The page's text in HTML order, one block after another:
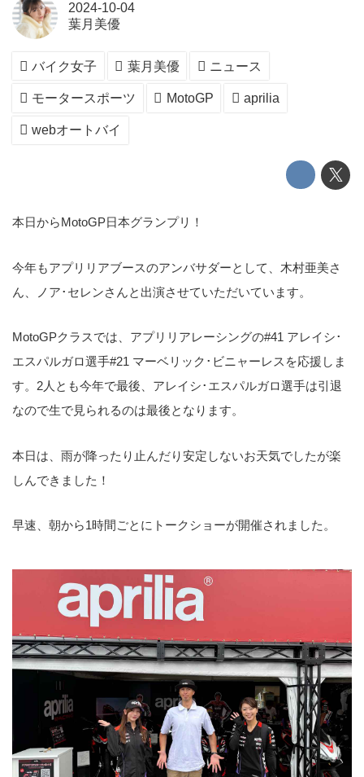
2024-10-04
葉月美優
バイク女子 葉月美優 ニュース
モータースポーツ MotoGP aprilia
webオートバイ
本日からMotoGP日本グランプリ！
今年もアプリリアブースのアンバサダーとして、木村亜美さ
ん、ノア･セレンさんと出演させていただいています。
MotoGPクラスでは、アプリリアレーシングの#41 アレイシ･
エスパルガロ選手#21 マーベリック･ビニャーレスを応援しま
す。2人とも今年で最後、アレイシ･エスパルガロ選手は引退
なので生で見られるのは最後となります。
本日は、雨が降ったり止んだり安定しないお天気でしたが楽
しんできました！
早速、朝から1時間ごとにトークショーが開催されました。